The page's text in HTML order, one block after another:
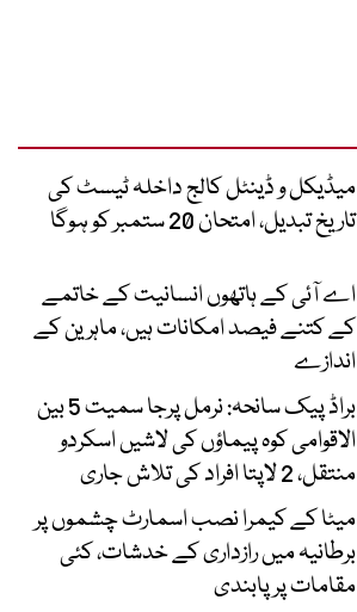
میڈیکل و ڈینٹل کالج داخلہ ٹیسٹ کی
تاریخ تبدیل، امتحان 20 ستمبر کو ہوگا
اے آئی کے ہاتھوں انسانیت کے خاتمے
کے کتنے فیصد امکانات ہیں، ماہرین کے
اندازے
براڈ پیک سانحہ: نرمل پرجا سمیت 5 بین
الاقوامی کوہ پیماؤں کی لاشیں اسکردو
منتقل، 2 لاپتا افراد کی تلاش جاری
میٹا کے کیمرا نصب اسمارٹ چشموں پر
برطانیہ میں رازداری کے خدشات، کئی
مقامات پر پابندی